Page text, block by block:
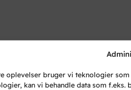
oplevelser bruger vi teknologier
kan vi behandle data som